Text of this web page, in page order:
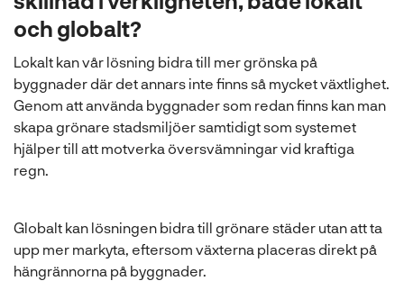
och globalt?
Lokalt kan vår lösning bidra till mer grönska på
byggnader där det annars inte finns så mycket växtlighet.
Genom att använda byggnader som redan finns kan man
skapa grönare stadsmiljöer samtidigt som systemet
hjälper till att motverka översvämningar vid kraftiga
regn.
Globalt kan lösningen bidra till grönare städer utan att ta
upp mer markyta, eftersom växterna placeras direkt på
hängrännorna på byggnader.